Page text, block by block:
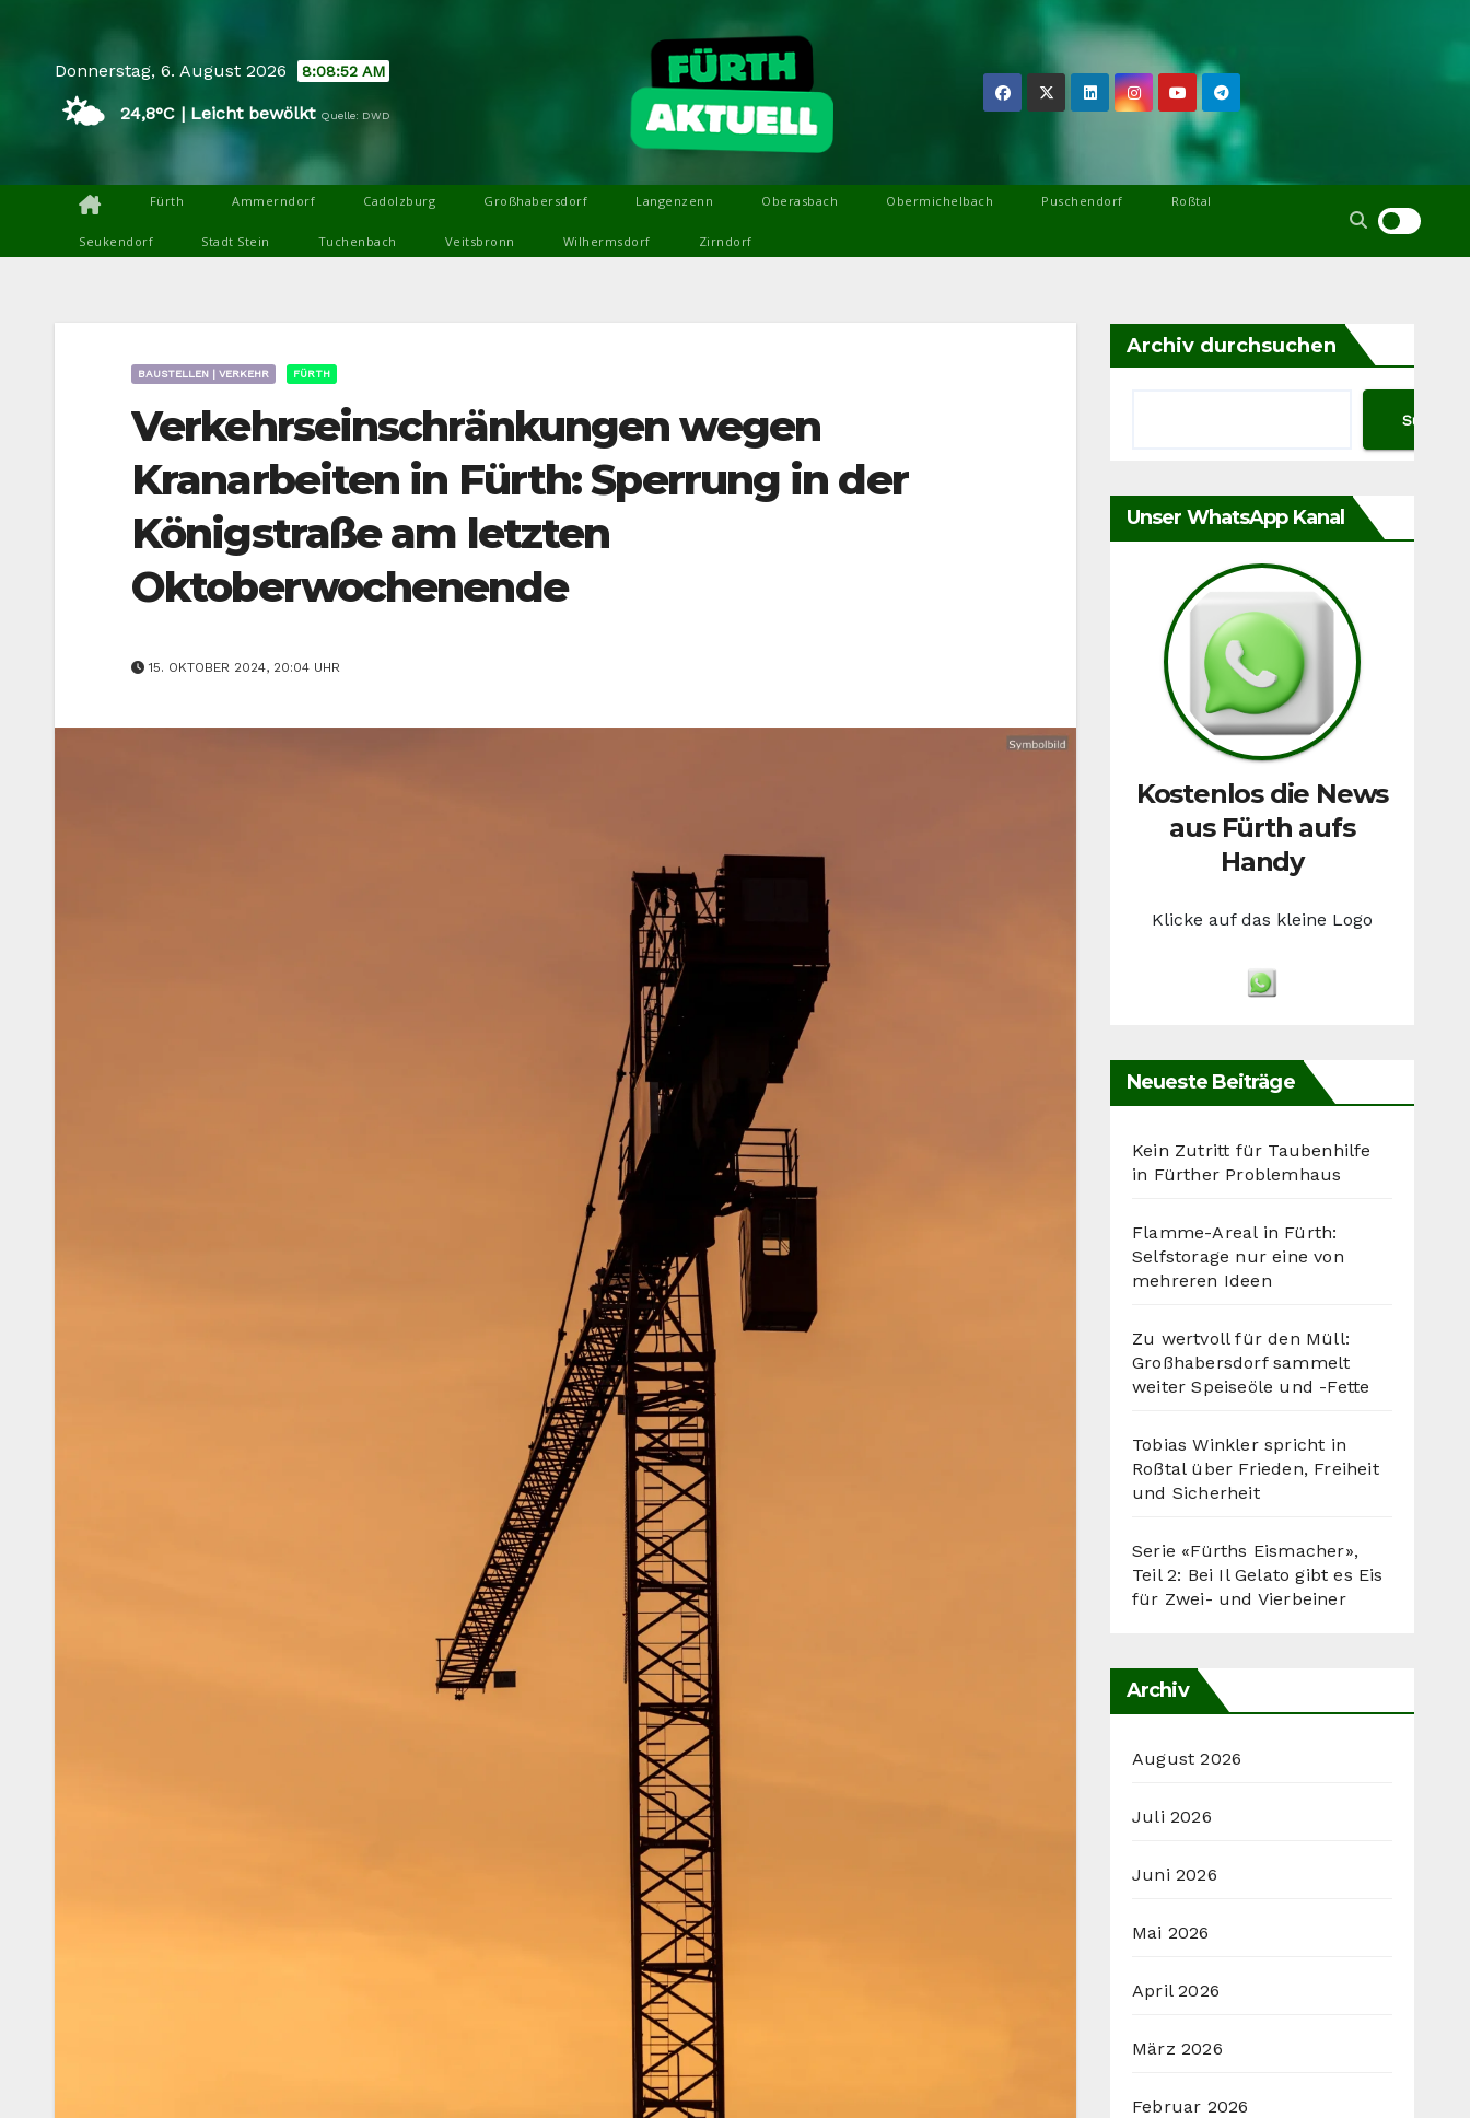
contentDonnerstag, 6. August 2026 8:08:53 AM
🌤️ 24,8°C | Leicht bewölkt Quelle: DWD
Fürth Ammerndorf Cadolzburg Großhabersdorf Langenzenn Oberasbach Obermichelbach Puschendorf Roßtal
Seukendorf Stadt Stein Tuchenbach Veitsbronn Wilhermsdorf Zirndorf
BAUSTELLEN | VERKEHR FÜRTH
Verkehrseinschränkungen wegen
Kranarbeiten in Fürth: Sperrung in der
Königstraße am letzten
Oktoberwochenende
15. OKTOBER 2024, 20:04 UHR
Archiv durchsuchen
Suchen
Unser WhatsApp Kanal
Kostenlos die News
aus Fürth aufs
Handy
Klicke auf das kleine Logo
Neueste Beiträge
Kein Zutritt für Taubenhilfe
in Fürther Problemhaus
Flamme-Areal in Fürth:
Selfstorage nur eine von
mehreren Ideen
Zu wertvoll für den Müll:
Großhabersdorf sammelt
weiter Speiseöle und -Fette
Tobias Winkler spricht in
Roßtal über Frieden, Freiheit
und Sicherheit
Serie «Fürths Eismacher»,
Teil 2: Bei Il Gelato gibt es Eis
für Zwei- und Vierbeiner
Archiv
August 2026
Juli 2026
Juni 2026
Mai 2026
April 2026
März 2026
Februar 2026